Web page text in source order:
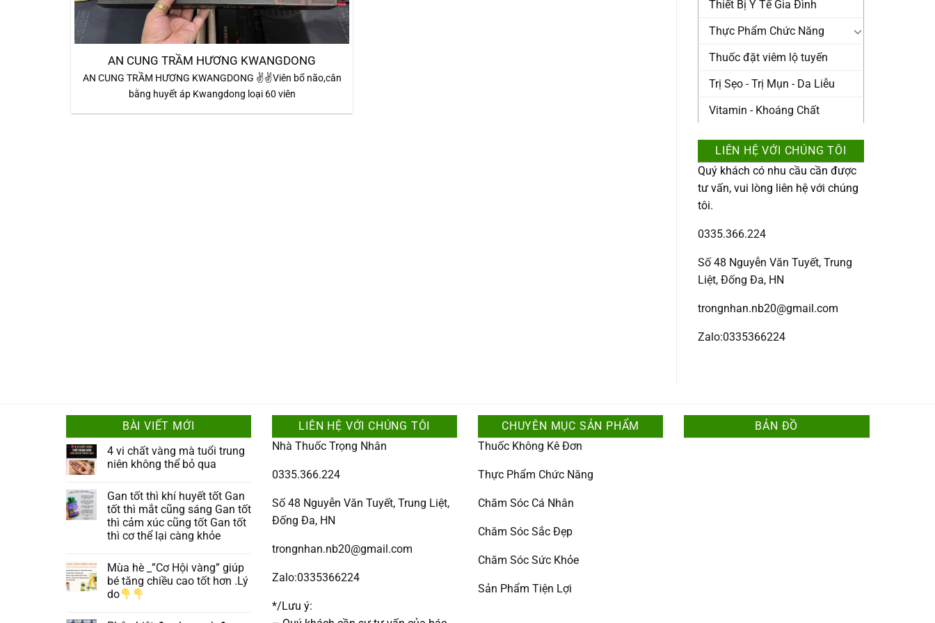
AN CUNG TRẦM HƯƠNG KWANGDONG
AN CUNG TRẦM HƯƠNG KWANGDONG ✌️✌️Viên bổ não,cân
bằng huyết áp Kwangdong loại 60 viên
Thiết Bị Y Tế Gia Đình
Thực Phẩm Chức Năng
Thuốc đặt viêm lộ tuyến
Trị Sẹo - Trị Mụn - Da Liễu
Vitamin - Khoáng Chất
LIÊN HỆ VỚI CHÚNG TÔI
Quý khách có nhu cầu cần được
tư vấn, vui lòng liên hệ với chúng
tôi.
0335.366.224
Số 48 Nguyễn Văn Tuyết, Trung
Liệt, Đống Đa, HN
trongnhan.nb20@gmail.com
Zalo:0335366224
BÀI VIẾT MỚI
4 vi chất vàng mà tuổi trung
niên không thể bỏ qua
Gan tốt thì khí huyết tốt Gan
tốt thì mắt cũng sáng Gan tốt
thì cảm xúc cũng tốt Gan tốt
thì cơ thể lại càng khỏe
Mùa hè _”Cơ Hội vàng” giúp
bé tăng chiều cao tốt hơn .Lý
do
LIÊN HỆ VỚI CHÚNG TÔI
Nhà Thuốc Trọng Nhân
0335.366.224
Số 48 Nguyễn Văn Tuyết, Trung Liệt,
Đống Đa, HN
trongnhan.nb20@gmail.com
Zalo:0335366224
*/Lưu ý:
CHUYÊN MỤC SẢN PHẨM
Thuốc Không Kê Đơn
Thực Phẩm Chức Năng
Chăm Sóc Cá Nhân
Chăm Sóc Sắc Đẹp
Chăm Sóc Sức Khỏe
Sản Phẩm Tiện Lợi
BẢN ĐỒ